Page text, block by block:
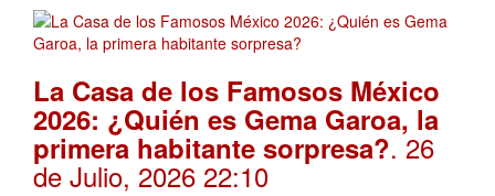
La Casa de los Famosos México
2026: ¿Quién es Gema Garoa, la
primera habitante sorpresa?. 26
de Julio, 2026 22:10